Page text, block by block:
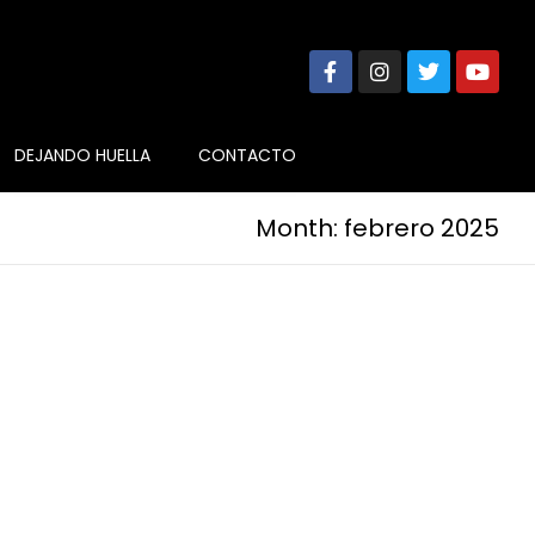
DEJANDO HUELLA CONTACTO
Month: febrero 2025